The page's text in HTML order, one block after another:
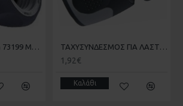
ΣΥΣΤΟΛΗ Benman 73199 ΜΕ ΠΑΣΟ 3/4 ΔΥΟ ΥΛΙΚΩΝ ΤΑΧΥΣΥΝΔΕΣΜΟΣ ΓΙΑ ΛΑΣΤΙΧΟ 1/2 - 5/8 ΒΕΝΜΑΝ 73204
1,92€
Καλάθι